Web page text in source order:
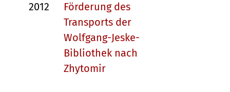
2012
Förderung des
Transports der
Wolfgang-Jeske-
Bibliothek nach
Zhytomir